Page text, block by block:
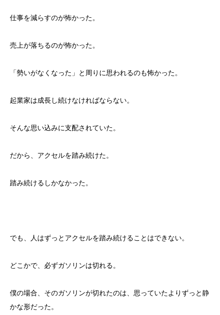
仕事を減らすのが怖かった。
売上が落ちるのが怖かった。
「勢いがなくなった」と周りに思われるのも怖かった。
起業家は成長し続けなければならない。
そんな思い込みに支配されていた。
だから、アクセルを踏み続けた。
踏み続けるしかなかった。
でも、人はずっとアクセルを踏み続けることはできない。
どこかで、必ずガソリンは切れる。
僕の場合、そのガソリンが切れたのは、思っていたよりずっと静
かな形だった。